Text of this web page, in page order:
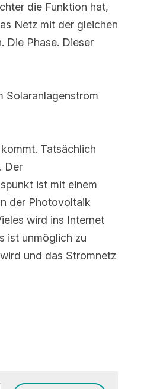
Spannung, der
Schaltvorgang
ist im
Strom messen
Allerdings gibt es
viel Strom von der
wird.